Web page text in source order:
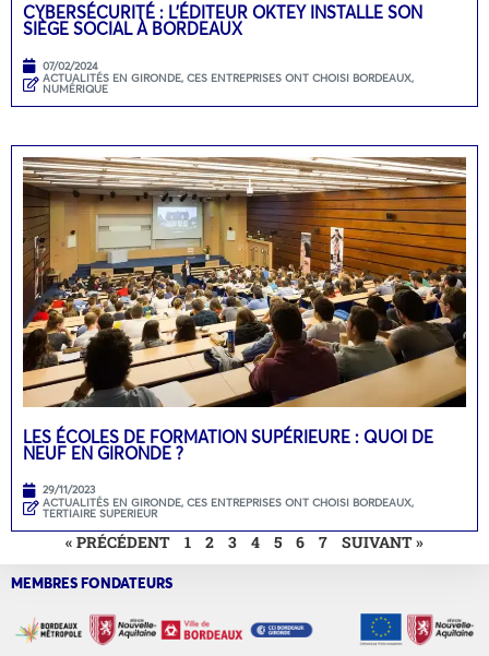
CYBERSÉCURITÉ : L’ÉDITEUR OKTEY INSTALLE SON
SIÈGE SOCIAL À BORDEAUX
07/02/2024
ACTUALITÉS EN GIRONDE, CES ENTREPRISES ONT CHOISI BORDEAUX,
NUMÉRIQUE
LES ÉCOLES DE FORMATION SUPÉRIEURE : QUOI DE
NEUF EN GIRONDE ?
29/11/2023
ACTUALITÉS EN GIRONDE, CES ENTREPRISES ONT CHOISI BORDEAUX,
TERTIAIRE SUPERIEUR
« PRÉCÉDENT 1 2 3 4 5 6 7 SUIVANT »
MEMBRES FONDATEURS